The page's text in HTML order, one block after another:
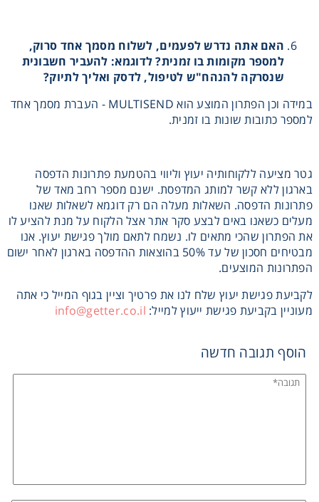
האם אתה נדרש לפעמים, לשלוח מסמך אחד סרוק,
למספר מקומות בו זמנית? לדוגמא: להעביר חשבונית
שנסרקה להנהח"ש לטיפול, לדסק ואליך לתיוק?
במידה וכן הפתרון המוצע הוא MULTISEND - העברת מסמך אחד
למספר כתובות שונות בו זמנית.
גטר מציעה ללקוחותיה יעוץ וליווי בהטמעת פתרונות הדפסה
בארגון ללא קשר למותג המדפסת. ישנם מספר רחב מאד של
פתרונות הדפסה. השאלות מעלה הם רק דוגמא לשאלות שאנו
מעלים כשאנו באים לבצע סקר אתר אצל הלקוח על מנת להציע לו
את הפתרון שהכי מתאים לו. נשמח לתאם מולך פגישת יעוץ. אנו
מבטיחים חסכון של עד 50% בהוצאות ההדפסה בארגון לאחר ישום
הפתרונות המוצעים.
לקביעת פגישת יעוץ שלח לנו את פרטיך וציין בגוף המייל כי אתה
מעוניין בקביעת פגישת ייעוץ למייל: info@getter.co.il
הוסף תגובה חדשה